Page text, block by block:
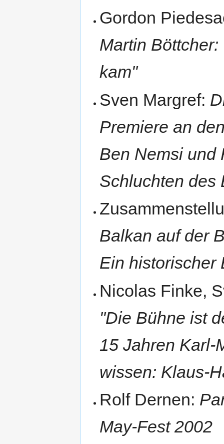
Gordon
Martin
kam"
Sven Margref:
Premiere an
Ben Nemsi und
Schluchten des
Balkan auf der
Ein historischer
Nicolas Finke,
"Die Bühne ist
15 Jahren Karl-
wissen: Klaus-
Rolf Dernen:
May-Fest 2002